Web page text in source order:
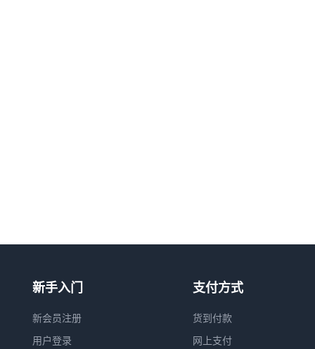
新手入门
新会员注册
用户登录
支付方式
货到付款
网上支付